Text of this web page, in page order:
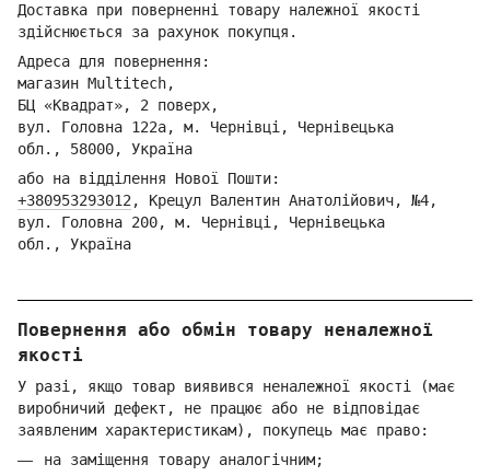
Доставка при поверненні товару належної якості
здійснюється за рахунок покупця.
Адреса для повернення:
магазин Multitech,
БЦ «Квадрат», 2 поверх,
вул. Головна 122а, м. Чернівці, Чернівецька
обл., 58000, Україна
або на відділення Нової Пошти:
+380953293012 , Крецул Валентин Анатолійович, №4,
вул. Головна 200, м. Чернівці, Чернівецька
обл., Україна
Повернення або обмін товару неналежної
якості
У разі, якщо товар виявився неналежної якості (має
виробничий дефект, не працює або не відповідає
заявленим характеристикам), покупець має право:
на заміщення товару аналогічним;